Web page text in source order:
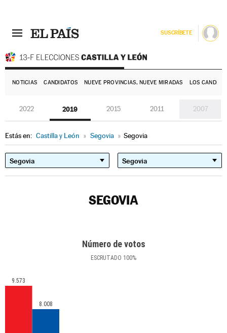
SUSCRÍBETE
NOTICIAS CANDIDATOS NUEVE PROVINCIAS, NUEVE MIRADAS LOS
2022 2019 2015 2011 2007
Estás en: Castilla y León » Segovia » Segovia
SEGOVIA
Número de votos
ESCRUTADO 100%
9.573
8.008